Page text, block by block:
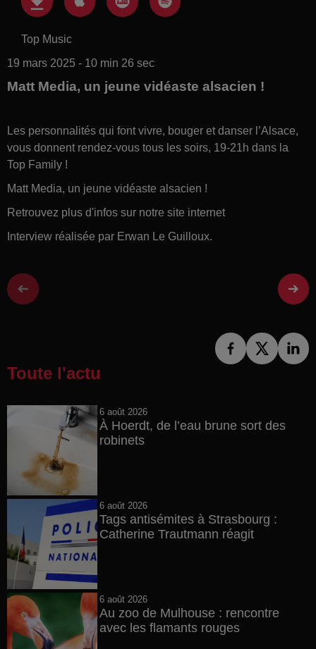
Top Music
19 mars 2025 - 10 min 26 sec
Matt Media, un jeune vidéaste alsacien !
Les personnalités qui font vivre, bouger et danser l’Alsace,
vous donnent rendez-vous tous les soirs, 19-21h dans la
Top Family !
Matt Media, un jeune vidéaste alsacien !
Retrouvez plus d'infos sur notre site internet
Interview réalisée par Erwan Le Guilloux.
Toute l'actu
6 août 2026
À Hoerdt, de l’eau brune sort des
robinets
6 août 2026
Tags antisémites à Strasbourg :
Catherine Trautmann réagit
6 août 2026
Au zoo de Mulhouse : rencontre
avec les flamants rouges